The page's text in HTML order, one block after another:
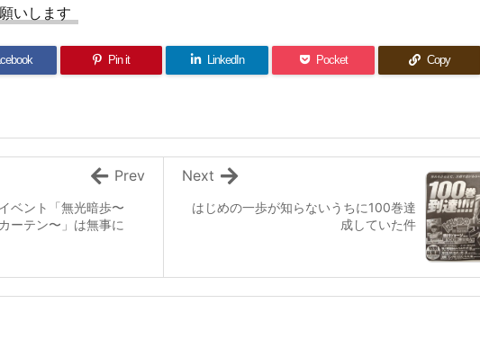
いします
Pin it LinkedIn Pocket Copy
はじめの一歩が知らないうちに100巻達
成していた件
Next
ベント「無光暗歩〜
ーテン〜」は無事に
Prev